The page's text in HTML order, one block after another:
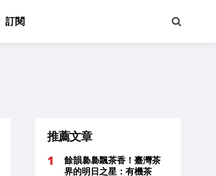
訂閱
尋
推薦文章
餘韻裊裊飄茶香！臺灣茶
界的明日之星：有機茶